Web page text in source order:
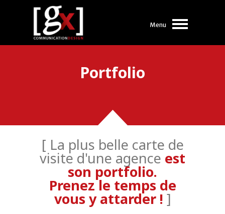
Menu
Portfolio
[ La plus belle carte de
visite d'une agence est
son portfolio.
Prenez le temps de
vous y attarder ! ]